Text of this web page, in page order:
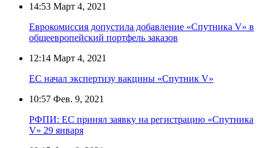
14:53 Март 4, 2021
Еврокомиссия допустила добавление «Спутника V» в
общеевропейский портфель заказов
12:14 Март 4, 2021
ЕС начал экспертизу вакцины «Спутник V»
10:57 Фев. 9, 2021
РФПИ: ЕС принял заявку на регистрацию «Спутника
V» 29 января